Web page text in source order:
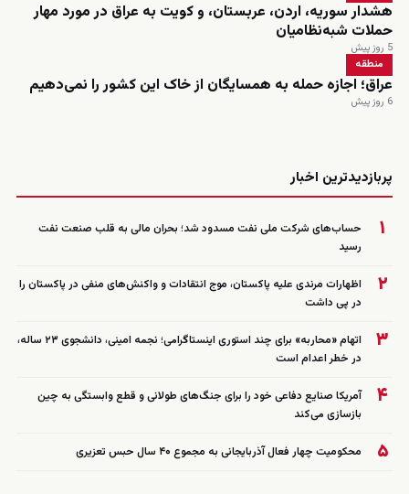
هشدار سوریه، اردن، عربستان، و کویت به عراق در مورد مهار
حملات شبه‌نظامیان
5 روز پیش
منطقه
عراق؛ اجازه حمله به همسایگان از خاک این کشور را نمی‌دهیم
6 روز پیش
پربازدیدترین اخبار
۱
حساب‌های شرکت ملی نفت مسدود شد؛ بحران مالی به قلب صنعت نفت
رسید
۲
اظهارات مرندی علیه پاکستان، موج انتقادات و واکنش‌های منفی در پاکستان را
در پی داشت
۳
اتهام «محاربه» برای چند استوری اینستاگرامی؛ نجمه امینی، دانشجوی ۲۳ ساله،
در خطر اعدام است
۴
آمریکا صنایع دفاعی خود را برای جنگ‌های طولانی و قطع وابستگی به چین
بازسازی می‌کند
۵ محکومیت چهار فعال آذربایجانی به مجموع ۴۰ سال حبس تعزیری